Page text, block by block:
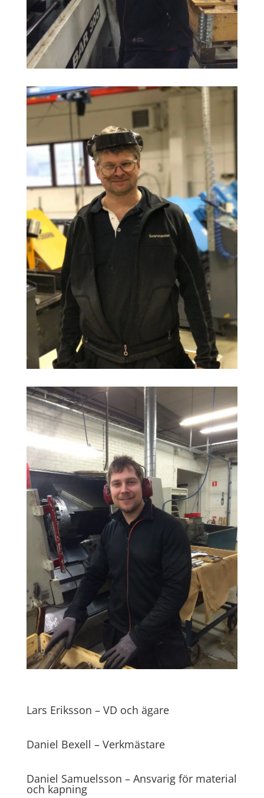
Lars Eriksson – VD och ägare
Daniel Bexell – Verkmästare
Daniel Samuelsson – Ansvarig för material
och kapning